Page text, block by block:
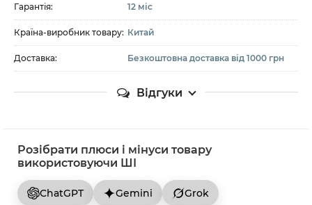
Гарантія: 12 міс
Країна-виробник товару: Китай
Доставка: Безкоштовна доставка від 1000 грн
Відгуки
Розібрати плюси і мінуси товару
використовуючи ШІ
ChatGPT Gemini Grok